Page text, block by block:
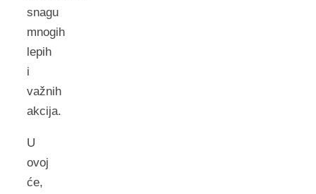
snagu
mnogih
lepih
i
važnih
akcija.
U
ovoj
će,